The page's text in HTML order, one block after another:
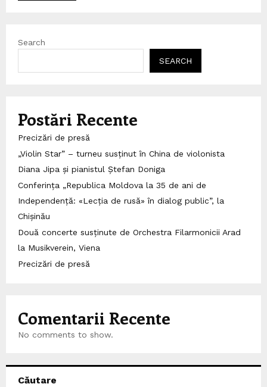
Search
SEARCH
Postări Recente
Precizări de presă
„Violin Star” – turneu susținut în China de violonista
Diana Jipa și pianistul Ștefan Doniga
Conferința „Republica Moldova la 35 de ani de
Independență: «Lecția de rusă» în dialog public”, la
Chișinău
Două concerte susținute de Orchestra Filarmonicii Arad
la Musikverein, Viena
Precizări de presă
Comentarii Recente
No comments to show.
Căutare